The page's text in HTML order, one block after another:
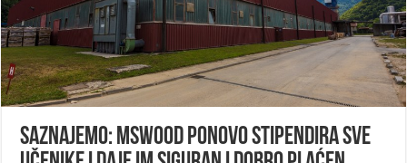
SAZNAJEMO: MSWOOD ponovo stipendira sve